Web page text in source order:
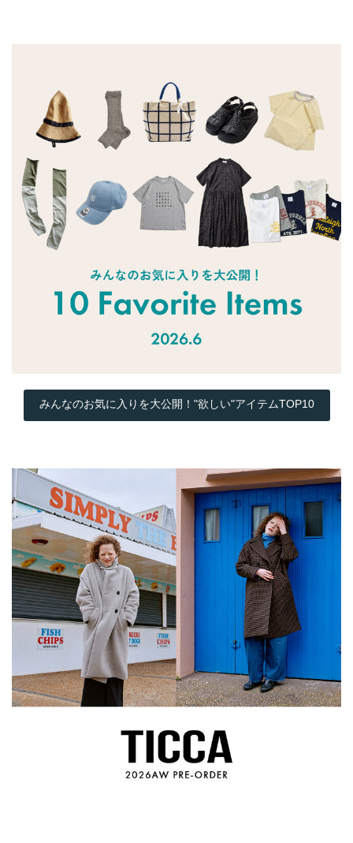
みんなのお気に入りを大公開！"欲しい"アイテムTOP10